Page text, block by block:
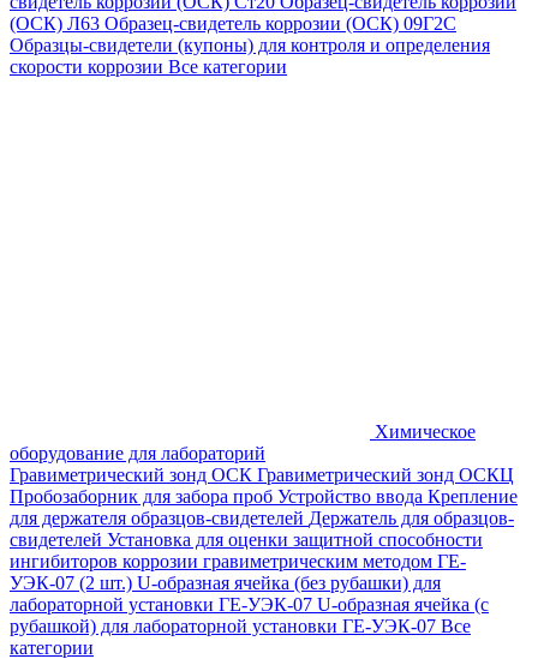
(ОСК) Л63 Образец-свидетель коррозии (ОСК) 09Г2С
Образцы-свидетели (купоны) для контроля и определения
скорости коррозии Все категории
Химическое
оборудование для лабораторий
Гравиметрический зонд ОСК Гравиметрический зонд ОСКЦ
Пробозаборник для забора проб Устройство ввода Крепление
для держателя образцов-свидетелей Держатель для образцов-
свидетелей Установка для оценки защитной способности
ингибиторов коррозии гравиметрическим методом ГЕ-
УЭК-07 (2 шт.) U-образная ячейка (без рубашки) для
лабораторной установки ГЕ-УЭК-07 U-образная ячейка (с
рубашкой) для лабораторной установки ГЕ-УЭК-07 Все
категории